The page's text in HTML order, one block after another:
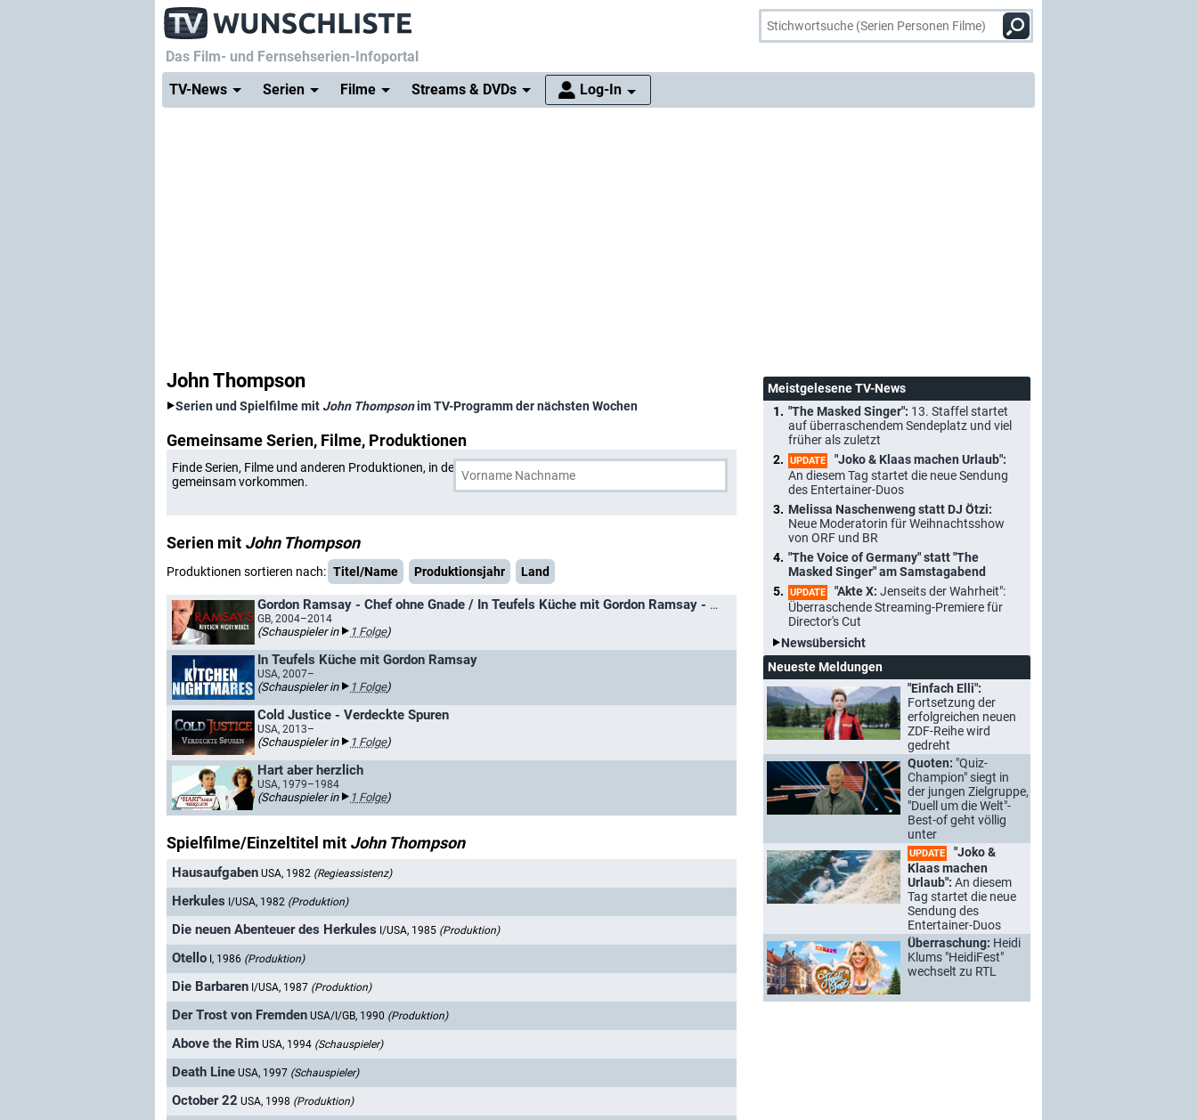
Das Film- und Fernsehserien-Infoportal
TV-News
Serien Filme Streams & DVDs Log-In
John Thompson
Serien und Spielfilme mit John Thompsonim TV-Programm der nächsten Wochen
Gemeinsame Serien, Filme, Produktionen
Finde Serien, Filme und anderen Produktionen, in denen John Thompson
gemeinsam vorkommen.
Serien mit John Thompson
Produktionen sortieren nach: Titel/Name Produktionsjahr Land
Gordon Ramsay - Chef ohne Gnade / In Teufels Küche mit Gordon Ramsay - Weltweit
GB, 2004–2014
(Schauspieler in 1 Folge)
In Teufels Küche mit Gordon Ramsay
USA, 2007–
(Schauspieler in 1 Folge)
Cold Justice - Verdeckte Spuren
USA, 2013–
(Schauspieler in 1 Folge)
Hart aber herzlich
USA, 1979–1984
(Schauspieler in 1 Folge)
Spielfilme/Einzeltitel mit John Thompson
Hausaufgaben USA, 1982 (Regieassistenz)
Herkules I/USA, 1982 (Produktion)
Die neuen Abenteuer des Herkules I/USA, 1985 (Produktion)
Otello I, 1986 (Produktion)
Die Barbaren I/USA, 1987 (Produktion)
Der Trost von Fremden USA/I/GB, 1990 (Produktion)
Above the Rim USA, 1994 (Schauspieler)
Death Line USA, 1997 (Schauspieler)
October 22 USA, 1998 (Produktion)
Meistgelesene TV-News
"The Masked Singer": 13. Staffel startet
auf überraschendem Sendeplatz und viel
früher als zuletzt
UPDATE
"Joko & Klaas machen Urlaub":
An diesem Tag startet die neue Sendung
des Entertainer-Duos
Melissa Naschenweng statt DJ Ötzi:
Neue Moderatorin für Weihnachtsshow
von ORF und BR
"The Voice of Germany" statt "The
Masked Singer" am Samstagabend
UPDATE "Akte X: Jenseits der Wahrheit":
Überraschende Streaming-Premiere für
Director's Cut
Newsübersicht
Neueste Meldungen
"Einfach Elli":
Fortsetzung der
erfolgreichen neuen
ZDF-Reihe wird
gedreht
Quoten: "Quiz-
Champion" siegt in
der jungen Zielgruppe,
"Duell um die Welt"-
Best-of geht völlig
unter
UPDATE
"Joko &
Klaas machen
Urlaub": An diesem
Tag startet die neue
Sendung des
Entertainer-Duos
Überraschung: Heidi
Klums "HeidiFest"
wechselt zu RTL